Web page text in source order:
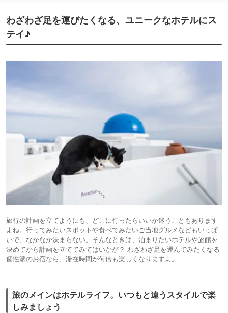
わざわざ足を運びたくなる、ユニークなホテルにス
テイ♪
旅行の計画を立てようにも、どこに行ったらいいか迷うこともあります
よね。行ってみたいスポットや食べてみたいご当地グルメなどもいっぱ
いで、なかなか決まらない。そんなときは、泊まりたいホテルや旅館を
決めてから計画を立ててみてはいかが？ わざわざ足を運んでみたくなる
個性派のお宿なら、滞在時間が何倍も楽しくなりますよ。
旅のメインはホテルライフ。いつもと違うスタイルで楽
しみましょう